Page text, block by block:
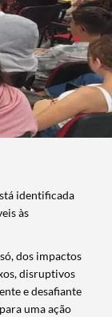
identificada
às
dos impactos
disruptivos
e desafiante
uma ação